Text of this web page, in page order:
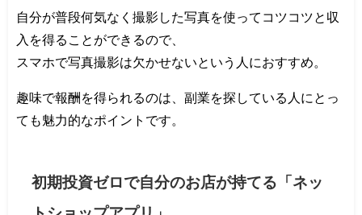
自分が普段何気なく撮影した写真を使ってコツコツと収
入を得ることができるので、
スマホで写真撮影は欠かせないという人におすすめ。
趣味で報酬を得られるのは、副業を探している人にとっ
ても魅力的なポイントです。
初期投資ゼロで自分のお店が持てる「ネッ